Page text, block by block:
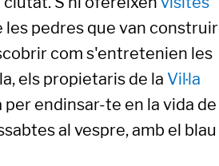
les pedres que van construir
com s'entretenien les
els propietaris de la Vil·la
endinsar-te en la vida de
al vespre, amb el blau